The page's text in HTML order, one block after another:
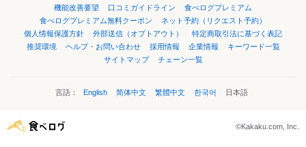
機能改善要望
口コミガイドライン
食べログプレミアム
食べログプレミアム無料クーポン
ネット予約（リクエスト予約）
個人情報保護方針
外部送信（オプトアウト）
特定商取引法に基づく表記
推奨環境
ヘルプ・お問い合わせ 採用情報 企業情報
キーワード一覧
サイトマップ
チェーン一覧
言語： English 简体中文 繁體中文 한국어 日本語
©Kakaku.com, Inc.